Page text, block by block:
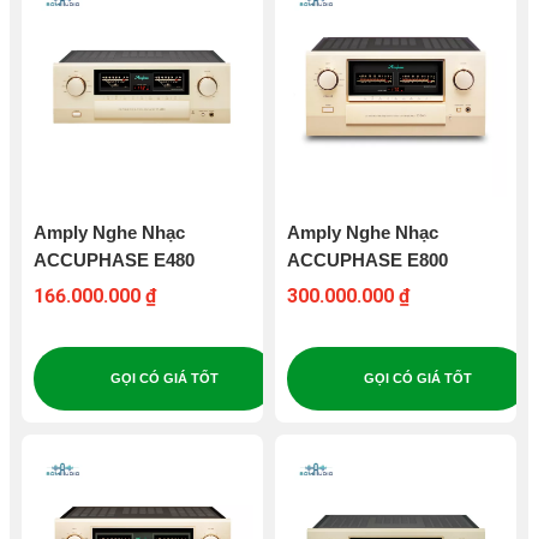
Amply Nghe Nhạc
ACCUPHASE E480
166.000.000 ₫
GỌI CÓ GIÁ TỐT
Amply Nghe Nhạc
ACCUPHASE E800
300.000.000 ₫
GỌI CÓ GIÁ TỐT